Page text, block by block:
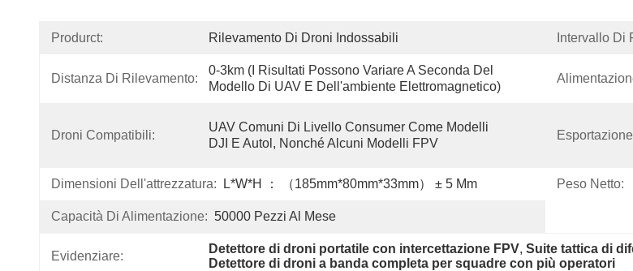
Produrct: Rilevamento Di Droni Indossabili Intervallo Di
Distanza Di Rilevamento:
0-3km (i Risultati Possono Variare A Seconda Del
Modello Di UAV E Dell'ambiente Elettromagnetico)
Droni Compatibili:
UAV Comuni Di Livello Consumer Come Modelli
DJI E Autol, Nonché Alcuni Modelli FPV
Dimensioni Dell'attrezzatura: L*W*H ： （185mm*80mm*33mm） ± 5 Mm Peso Netto:
Capacità Di Alimentazione: 50000 Pezzi Al Mese
Evidenziare:
Detettore di droni portatile con intercettazione FPV, Suite tattica di
Detettore di droni a banda completa per squadre con più operatori